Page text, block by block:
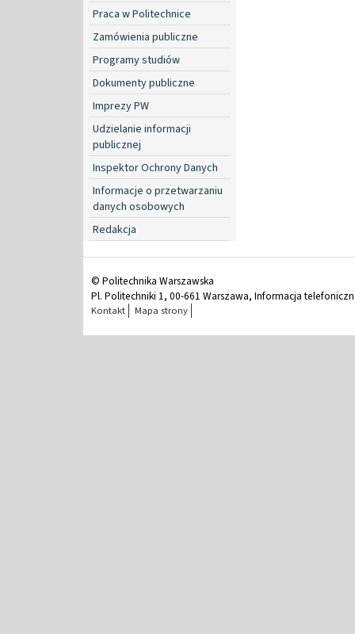
Praca w Politechnice
Zamówienia publiczne
Programy studiów
Dokumenty publiczne
Imprezy PW
Udzielanie informacji
publicznej
Inspektor Ochrony Danych
Informacje o przetwarzaniu
danych osobowych
Redakcja
© Politechnika Warszawska
Pl. Politechniki 1, 00-661 Warszawa, Informacja
Kontakt Mapa strony